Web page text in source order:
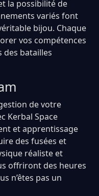
la possibilité de
variés font
bijou. Chaque
vos compétences
batailles
de votre
Kerbal Space
et apprentissage
des fusées et
réaliste et
offriront des heures
n’êtes pas un